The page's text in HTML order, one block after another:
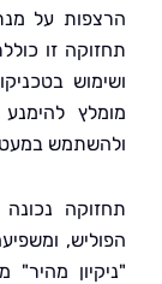
על מנת למנוע
זו כוללת ניקוי
בטכניקות
להימנע
במעט מים בעת
נכונה
ומשפיעה
מהיר" מספקת